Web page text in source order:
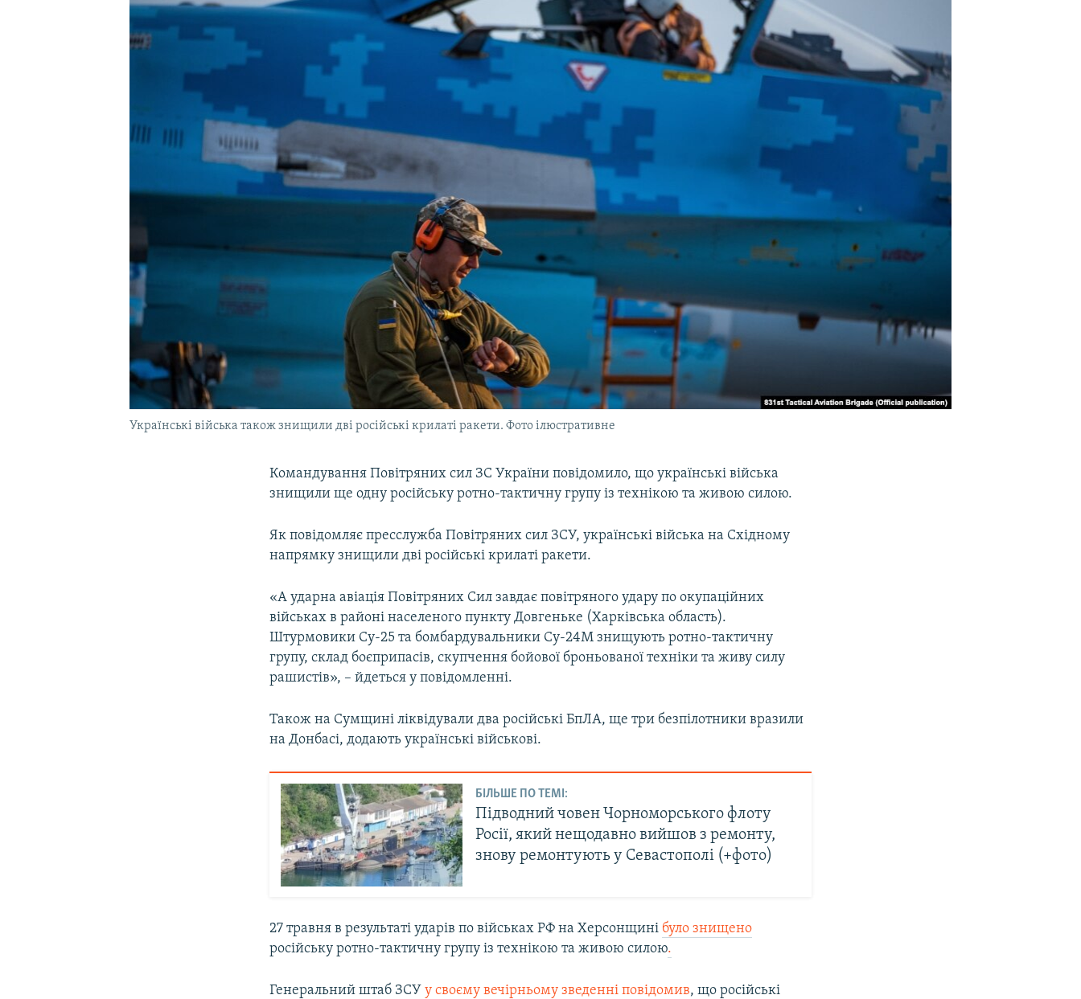
Українські війська також знищили дві російські крилаті ракети. Фото ілюстративне
Командування Повітряних сил ЗС України повідомило, що українські війська
знищили ще одну російську ротно-тактичну групу із технікою та живою силою.
Як повідомляє пресслужба Повітряних сил ЗСУ, українські війська на Східному
напрямку знищили дві російські крилаті ракети.
«А ударна авіація Повітряних Сил завдає повітряного удару по окупаційних
військах в районі населеного пункту Довгеньке (Харківська область).
Штурмовики Су-25 та бомбардувальники Су-24М знищують ротно-тактичну
групу, склад боєприпасів, скупчення бойової броньованої техніки та живу силу
рашистів», – йдеться у повідомленні.
Також на Сумщині ліквідували два російські БпЛА, ще три безпілотники вразили
на Донбасі, додають українські військові.
БІЛЬШЕ ПО ТЕМІ:
Підводний човен Чорноморського флоту
Росії, який нещодавно вийшов з ремонту,
знову ремонтують у Севастополі (+фото)
27 травня в результаті ударів по військах РФ на Херсонщині було знищено
російську ротно-тактичну групу із технікою та живою силою.
Генеральний штаб ЗСУу своєму вечірньому зведенні повідомив, що російські